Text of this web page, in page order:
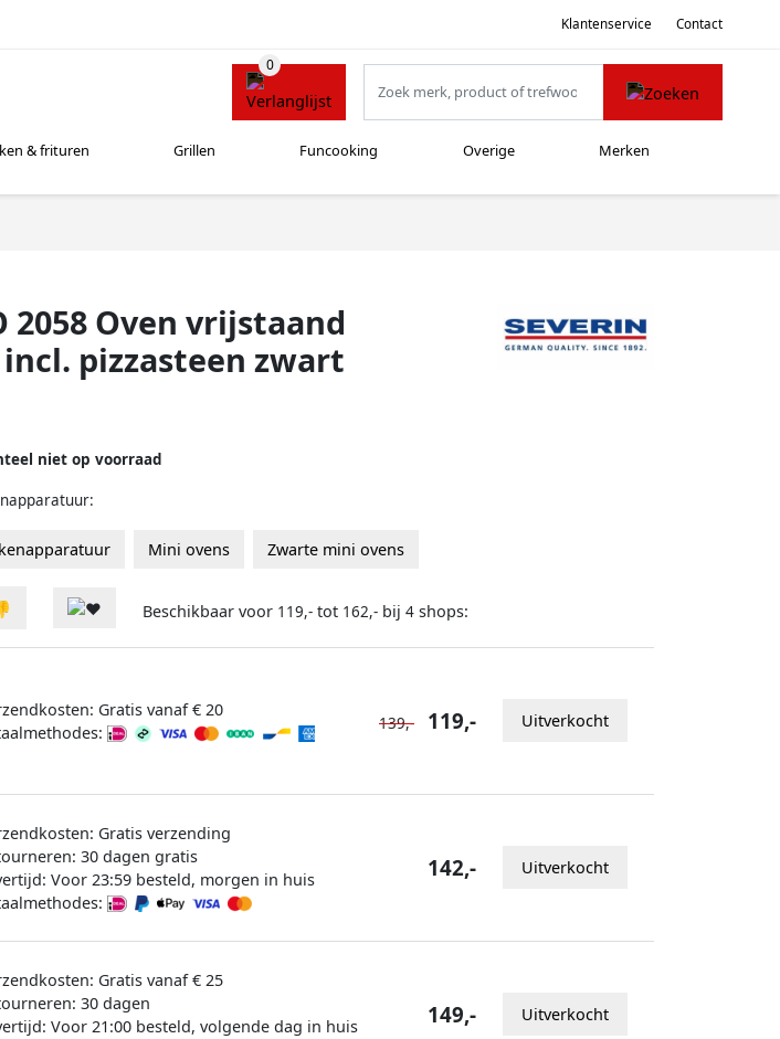
Klantenservice Contact
& frituren Grillen Funcooking Overige Merken
2058 Oven vrijstaand
pizzasteen zwart
niet op voorraad
Mini ovens Zwarte mini ovens
Beschikbaar voor 119,- tot 162,- bij 4 shops:
Gratis vanaf € 20
139,- 119,- Uitverkocht
Gratis verzending
30 dagen gratis
Voor 23:59 besteld, morgen in huis
142,- Uitverkocht
Gratis vanaf € 25
30 dagen
Voor 21:00 besteld, volgende dag in huis
149,- Uitverkocht